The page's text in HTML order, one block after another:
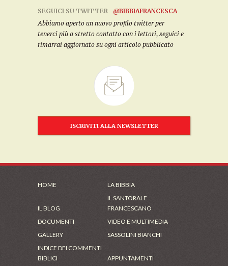
SEGUICI SU TWITTER
@BIBBIAFRANCESCA
Abbiamo aperto un nuovo profilo twitter per
tenerci più a stretto contatto con i lettori, seguici e
rimarrai aggiornato su ogni articolo pubblicato
ISCRIVITI ALLA NEWSLETTER
HOME LA BIBBIA
IL BLOG
IL SANTORALE
FRANCESCANO
DOCUMENTI
VIDEO E MULTIMEDIA
GALLERY
SASSOLINI BIANCHI
INDICE DEI COMMENTI
BIBLICI
APPUNTAMENTI